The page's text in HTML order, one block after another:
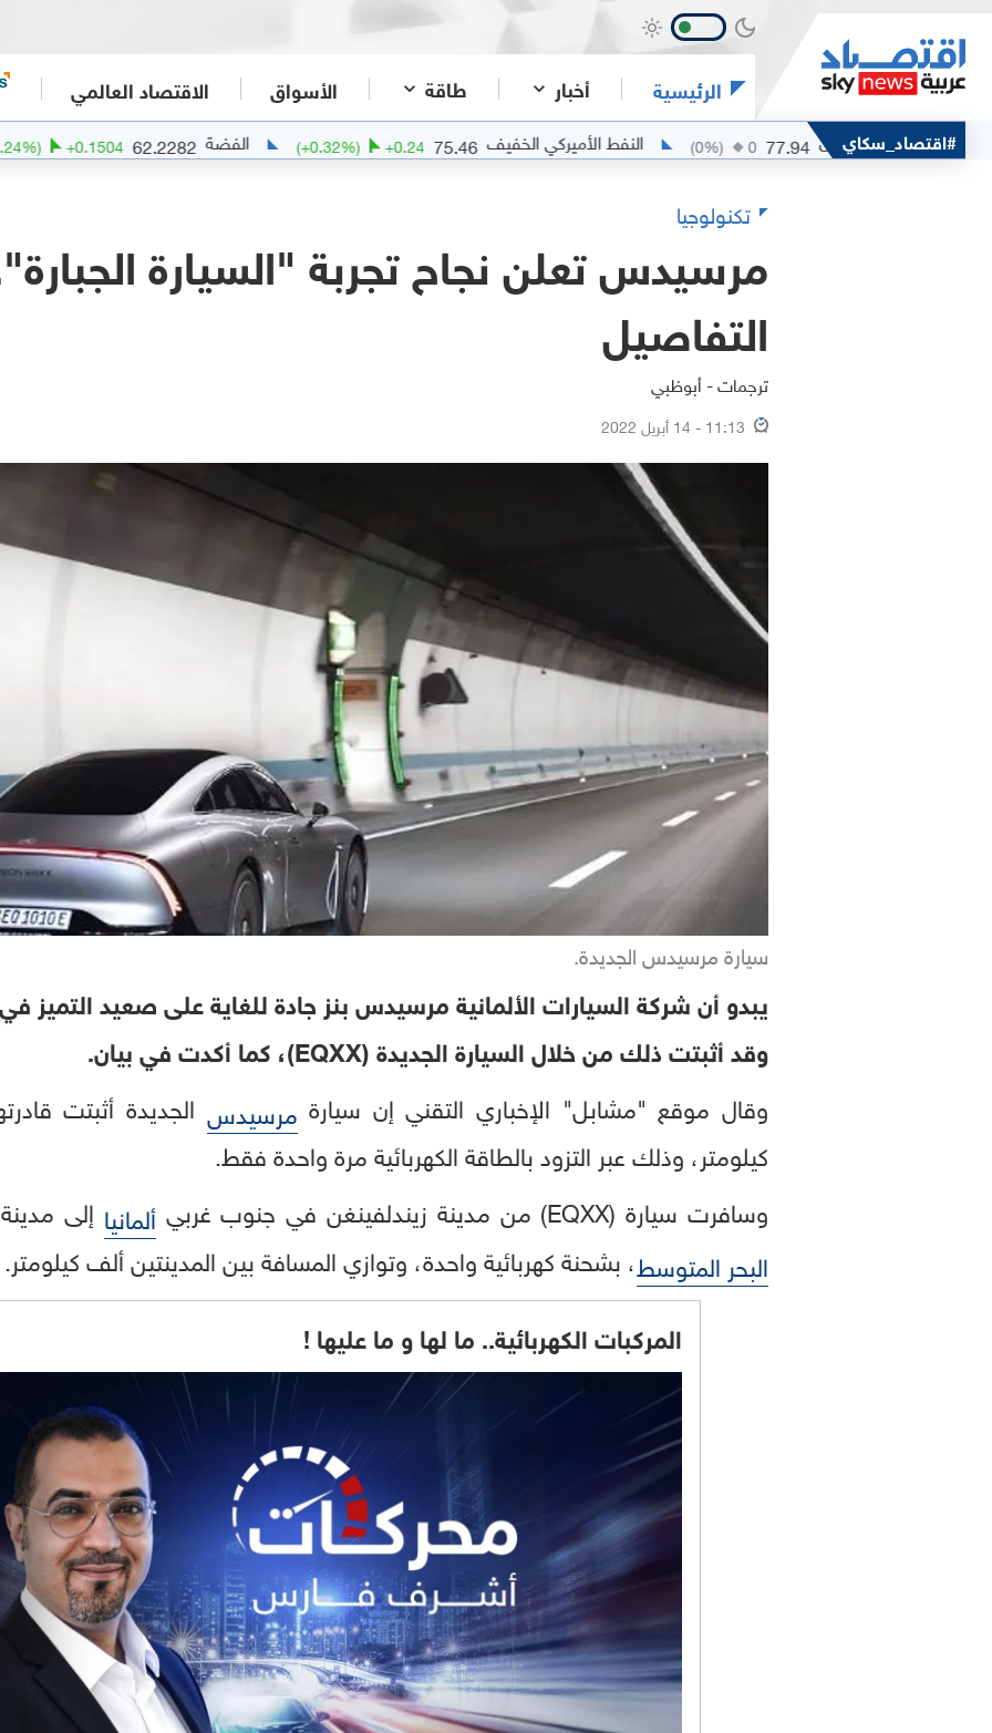
الرئيسية أخبار طاقة الأسواق الاقتصاد العالمي
#اقتصاد_سكاي
خام مربان 77.94
(0%) النفط الأميركي الخفيف 75.46
+0.24
(+0.32%) الفضة 62.2282
+0.1504
(+0.24%)
تكنولوجيا
مرسيدس تعلن نجاح تجربة "السيارة
التفاصيل
ترجمات - أبوظبي
11:13 - 14 أبريل 2022
سيارة مرسيدس الجديدة.
يبدو أن شركة السيارات الألمانية مرسيدس بنز جادة للغاية على صعيد التميز في
وقد أثبتت ذلك من خلال السيارة الجديدة (EQXX)، كما أكدت في بيان.
وقال موقع "مشابل" الإخباري التقني إن سيارة مرسيدس
كيلومتر، وذلك عبر التزود بالطاقة الكهربائية مرة واحدة فقط.
وسافرت سيارة (EQXX) من مدينة زيندلفينغن في جنوب غربي
ألمانيا إلى
البحر المتوسط، بشحنة كهربائية واحدة، وتوازي المسافة بين المدينتين ألف كيلومتر.
المركبات الكهربائية.. ما لها و ما عليها !